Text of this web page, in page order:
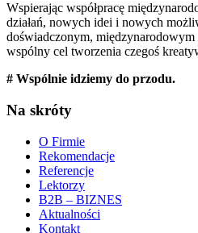
Wspierając współpracę
działań, nowych idei i nowych
doświadczonym, międzynarodowym
wspólny cel tworzenia czegoś
# Wspólnie idziemy do przodu.
Na skróty
O Firmie
Rekomendacje
Referencje
Lektorzy
B2B – BIZNES
Aktualności
Kontakt